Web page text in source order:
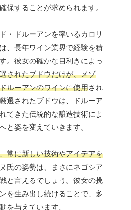
保することが求められます。
・ドルーアンを率いるカロリ
、長年ワイン業界で経験を積
。彼女の確かな目利きによっ
されたブドウだけが、メゾ
ルーアンのワインに使用され
選されたブドウは、ドルーア
てきた伝統的な醸造技術によ
と姿を変えていきます。
常に新しい技術やアイデアを
氏の姿勢は、まさにネゴシア
と言えるでしょう。彼女の挑
を生み出し続けることで、多
を与えています。